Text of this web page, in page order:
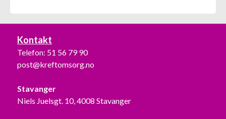
Kontakt
Telefon: 51 56 79 90
post@kreftomsorg.no
Stavanger
Niels Juelsgt. 10, 4008 Stavanger